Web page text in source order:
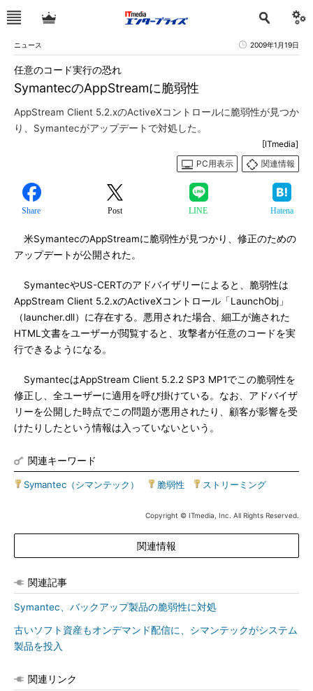
ニュース 2009年1月19日
SymantecのAppStreamに脆弱性
任意のコード実行の恐れ
AppStream Client 5.2.xのActiveXコントロールに脆弱性が見つか
り、Symantecがアップデートで対処した。
[ITmedia]
PC用表示
関連情報
Share Post LINE Hatena
米SymantecのAppStreamに脆弱性が見つかり、修正のための
アップデートが公開された。
SymantecやUS-CERTのアドバイザリーによると、脆弱性は
AppStream Client 5.2.xのActiveXコントロール「LaunchObj」
（launcher.dll）に存在する。悪用された場合、細工が施された
HTML文書をユーザーが閲覧すると、攻撃者が任意のコードを実
行できるようになる。
SymantecはAppStream Client 5.2.2 SP3 MP1でこの脆弱性を
修正し、全ユーザーに適用を呼び掛けている。なお、アドバイザ
リーを公開した時点でこの問題が悪用されたり、顧客が影響を受
けたりしたという情報は入っていないという。
関連キーワード
Symantec（シマンテック） 脆弱性 ストリーミング
Copyright © ITmedia, Inc. All Rights Reserved.
関連情報
関連記事
Symantec、バックアップ製品の脆弱性に対処
古いソフト資産もオンデマンド配信に、シマンテックがシステム
製品を投入
関連リンク